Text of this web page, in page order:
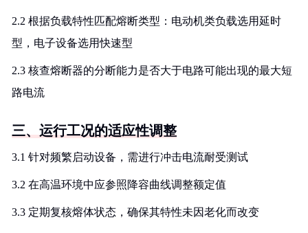
2.2 根据负载特性匹配熔断类型：电动机类负载选用延时
型，电子设备选用快速型
2.3 核查熔断器的分断能力是否大于电路可能出现的最大短
路电流
三、运行工况的适应性调整
3.1 针对频繁启动设备，需进行冲击电流耐受测试
3.2 在高温环境中应参照降容曲线调整额定值
3.3 定期复核熔体状态，确保其特性未因老化而改变